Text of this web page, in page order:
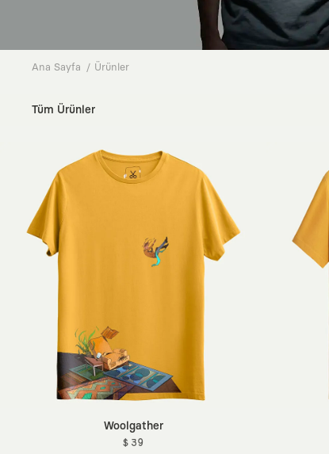
Ana Sayfa Ürünler
Tüm Ürünler
Woolgather
$ 39